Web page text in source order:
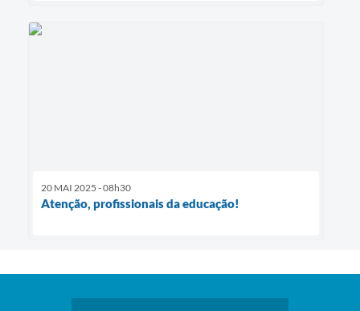
20 MAI 2025 - 08h30
Atenção, profissionais da educação!